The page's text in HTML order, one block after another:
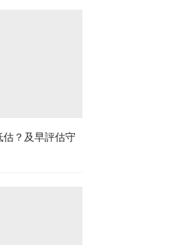
估？及早評估守